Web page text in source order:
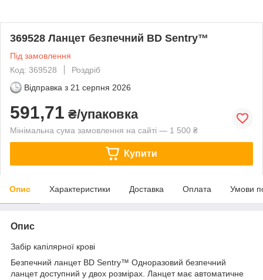
369528 Ланцет безпечний BD Sentry™
Під замовлення
Код: 369528
Роздріб
Відправка з 21 серпня 2026
591,71 ₴/упаковка
Мінімальна сума замовлення на сайті — 1 500 ₴
Купити
Опис Характеристики Доставка Оплата Умови
Опис
Забір капілярної крові
Безпечний ланцет BD Sentry™ Одноразовий безпечний
ланцет доступний у двох розмірах. Ланцет має автоматичне